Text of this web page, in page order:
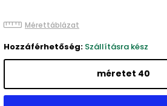
Mérettáblázat
Hozzáférhetőség: Szállításra kész
méretet 40